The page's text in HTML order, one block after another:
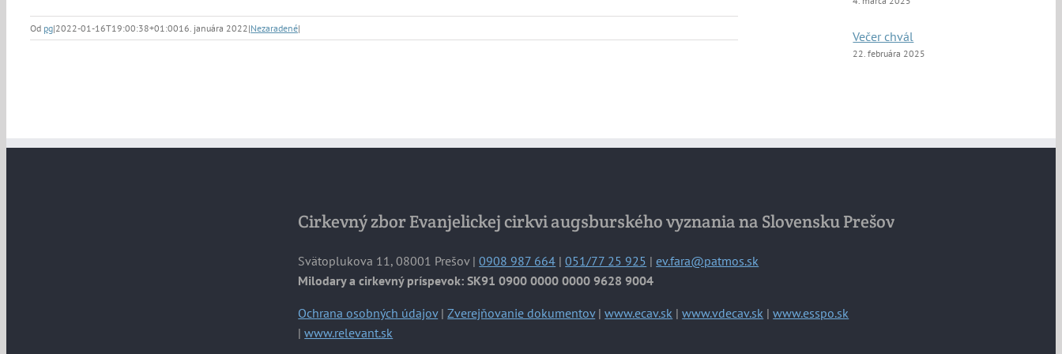
Od pg|2022-01-16T19:00:38+01:0016. januára 2022|Nezaradené|
Večer chvál
22. februára 2025
Cirkevný zbor Evanjelickej cirkvi augsburského vyznania na Slovensku Prešov
Svätoplukova 11, 08001 Prešov |0908 987 664 |051/77 25 925 |ev.fara@patmos.sk
Milodary a cirkevný príspevok: SK91 0900 0000 0000 9628 9004
Ochrana osobných údajov|Zverejňovanie dokumentov|www.ecav.sk |www.vdecav.sk |www.esspo.sk
|www.relevant.sk